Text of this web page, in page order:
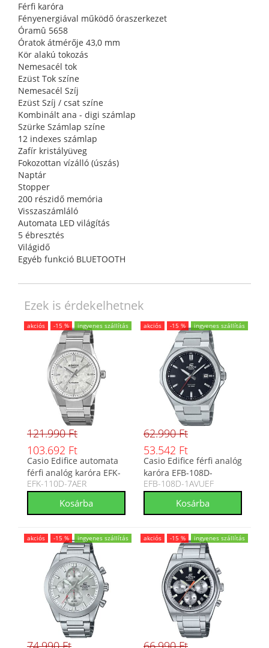
Férfi karóra
Fényenergiával működő óraszerkezet
Óramû 5658
Óratok átmérője 43,0 mm
Kör alakú tokozás
Nemesacél tok
Ezüst Tok színe
Nemesacél Szíj
Ezüst Szíj / csat színe
Kombinált ana - digi számlap
Szürke Számlap színe
12 indexes számlap
Zafír kristályüveg
Fokozottan vízálló (úszás)
Naptár
Stopper
200 részidő memória
Visszaszámláló
Automata LED világítás
5 ébresztés
Világidő
Egyéb funkció BLUETOOTH
Ezek is érdekelhetnek
akciós -15 % ingyenes szállítás
121.990 Ft
103.692 Ft
Casio Edifice automata
férfi analóg karóra EFK-
110D-7AER
EFK-110D-7AER
akciós -15 % ingyenes szállítás
62.990 Ft
53.542 Ft
Casio Edifice férfi analóg
karóra EFB-108D-
1AVUEF
EFB-108D-1AVUEF
akciós -15 % ingyenes szállítás akciós -15 % ingyenes szállítás